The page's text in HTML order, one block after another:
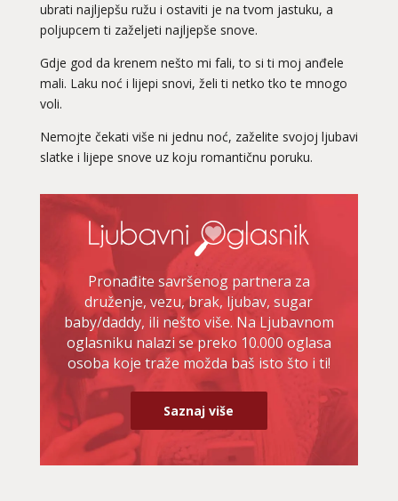
ubrati najljepšu ružu i ostaviti je na tvom jastuku, a
poljupcem ti zaželjeti najljepše snove.
Gdje god da krenem nešto mi fali, to si ti moj anđele
mali. Laku noć i lijepi snovi, želi ti netko tko te mnogo
voli.
Nemojte čekati više ni jednu noć, zaželite svojoj ljubavi
slatke i lijepe snove uz koju romantičnu poruku.
Pronađite savršenog partnera za
druženje, vezu, brak, ljubav, sugar
baby/daddy, ili nešto više. Na Ljubavnom
oglasniku nalazi se preko 10.000 oglasa
osoba koje traže možda baš isto što i ti!
Saznaj više